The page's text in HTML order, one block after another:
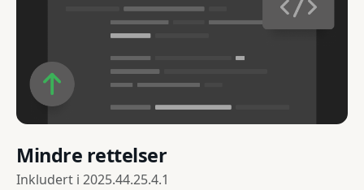
Mindre rettelser
Inkludert i 2025.44.25.4.1